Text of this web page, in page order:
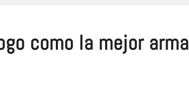
como la mejor arma